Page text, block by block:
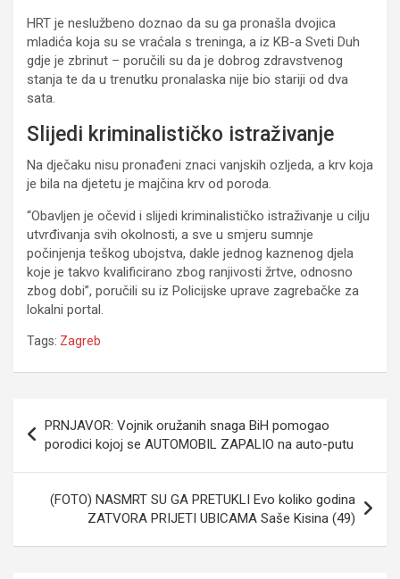
HRT je neslužbeno doznao da su ga pronašla dvojica
mladića koja su se vraćala s treninga, a iz KB-a Sveti Duh
gdje je zbrinut – poručili su da je dobrog zdravstvenog
stanja te da u trenutku pronalaska nije bio stariji od dva
sata.
Slijedi kriminalističko istraživanje
Na dječaku nisu pronađeni znaci vanjskih ozljeda, a krv koja
je bila na djetetu je majčina krv od poroda.
“Obavljen je očevid i slijedi kriminalističko istraživanje u cilju
utvrđivanja svih okolnosti, a sve u smjeru sumnje
počinjenja teškog ubojstva, dakle jednog kaznenog djela
koje je takvo kvalificirano zbog ranjivosti žrtve, odnosno
zbog dobi”, poručili su iz Policijske uprave zagrebačke za
lokalni portal.
Tags: Zagreb
članaka
PRNJAVOR: Vojnik oružanih snaga BiH pomogao
porodici kojoj se AUTOMOBIL ZAPALIO na auto-putu
(FOTO) NASMRT SU GA PRETUKLI Evo koliko godina
ZATVORA PRIJETI UBICAMA Saše Kisina (49)